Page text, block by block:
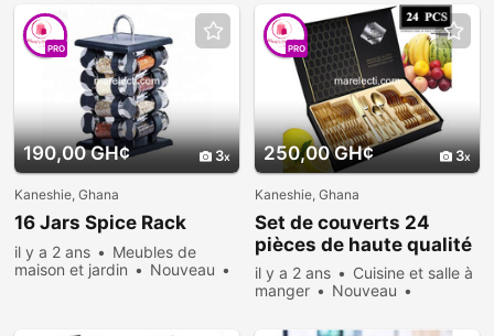
190,00 GH¢ 3
PRO
Kaneshie, Ghana
16 Jars Spice Rack
il y a 2 ans
Meubles de
maison et jardin
Nouveau
250,00 GH¢ 3
PRO
Kaneshie, Ghana
Set de couverts 24
pièces de haute qualité
il y a 2 ans
Cuisine et salle à
manger
Nouveau
consultées